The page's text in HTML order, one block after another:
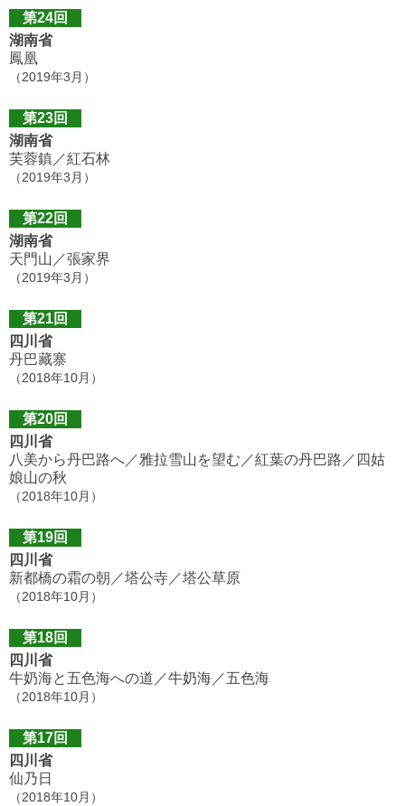
第24回
湖南省
鳳凰
（2019年3月）
第23回
湖南省
芙蓉鎮／紅石林
（2019年3月）
第22回
湖南省
天門山／張家界
（2019年3月）
第21回
四川省
丹巴藏寨
（2018年10月）
第20回
四川省
八美から丹巴路へ／雅拉雪山を望む／紅葉の丹巴路／四姑
娘山の秋
（2018年10月）
第19回
四川省
新都橋の霜の朝／塔公寺／塔公草原
（2018年10月）
第18回
四川省
牛奶海と五色海への道／牛奶海／五色海
（2018年10月）
第17回
四川省
仙乃日
（2018年10月）